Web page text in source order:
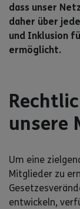
dass unser
daher über
und Inklusion
ermöglicht.
unsere
Um eine
Mitglieder zu
entwickeln,